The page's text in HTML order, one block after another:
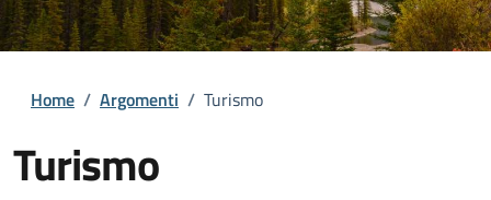
Home / Argomenti / Turismo
Turismo